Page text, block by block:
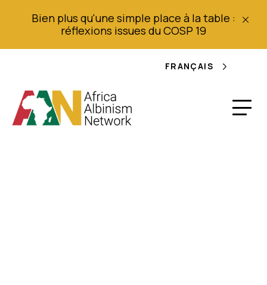
Bien plus qu'une simple place à la table :
réflexions issues du COSP 19
FRANÇAIS